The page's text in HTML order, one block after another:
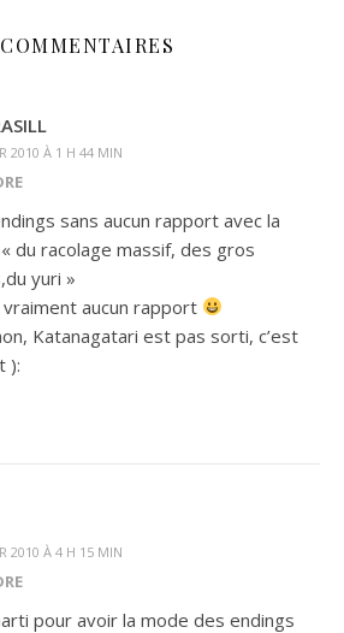
2010 À 1 H 44 MIN
sans aucun rapport avec la
du racolage massif, des gros
yuri »
vraiment aucun rapport
Katanagatari est pas sorti, c’est
):
2010 À 4 H 15 MIN
pour avoir la mode des endings